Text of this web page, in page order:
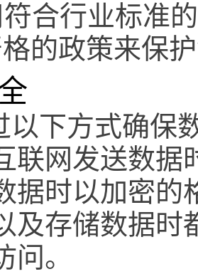
合行业标准
的政策来保
以下方式确保
联网发送数据
据时以加密的
及存储数据时
问。